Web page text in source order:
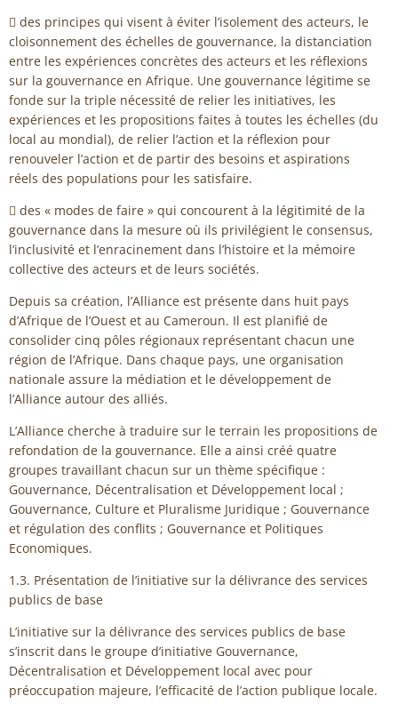
 des principes qui visent à éviter l’isolement des acteurs, le
cloisonnement des échelles de gouvernance, la distanciation
entre les expériences concrètes des acteurs et les réflexions
sur la gouvernance en Afrique. Une gouvernance légitime se
fonde sur la triple nécessité de relier les initiatives, les
expériences et les propositions faites à toutes les échelles (du
local au mondial), de relier l’action et la réflexion pour
renouveler l’action et de partir des besoins et aspirations
réels des populations pour les satisfaire.
 des « modes de faire » qui concourent à la légitimité de la
gouvernance dans la mesure où ils privilégient le consensus,
l’inclusivité et l’enracinement dans l’histoire et la mémoire
collective des acteurs et de leurs sociétés.
Depuis sa création, l’Alliance est présente dans huit pays
d’Afrique de l’Ouest et au Cameroun. Il est planifié de
consolider cinq pôles régionaux représentant chacun une
région de l’Afrique. Dans chaque pays, une organisation
nationale assure la médiation et le développement de
l’Alliance autour des alliés.
L’Alliance cherche à traduire sur le terrain les propositions de
refondation de la gouvernance. Elle a ainsi créé quatre
groupes travaillant chacun sur un thème spécifique :
Gouvernance, Décentralisation et Développement local ;
Gouvernance, Culture et Pluralisme Juridique ; Gouvernance
et régulation des conflits ; Gouvernance et Politiques
Economiques.
1.3. Présentation de l’initiative sur la délivrance des services
publics de base
L’initiative sur la délivrance des services publics de base
s’inscrit dans le groupe d’initiative Gouvernance,
Décentralisation et Développement local avec pour
préoccupation majeure, l’efficacité de l’action publique locale.